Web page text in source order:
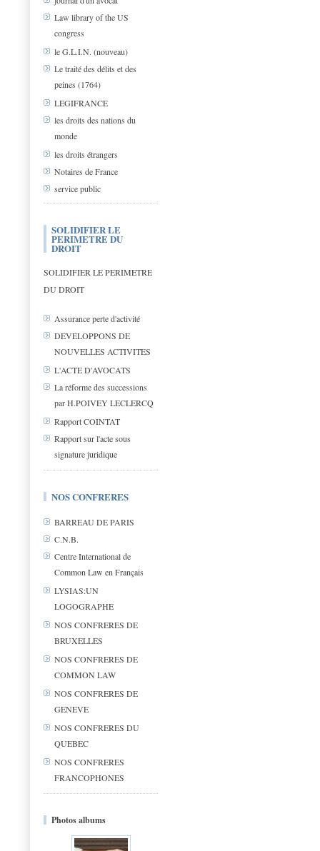
Law library of the US
congress
le G.L.I.N. (nouveau)
Le traité des délits et des
peines (1764)
LEGIFRANCE
les droits des nations du
monde
les droits étrangers
Notaires de France
service public
SOLIDIFIER LE
PERIMETRE DU
DROIT
SOLIDIFIER LE PERIMETRE
DU DROIT
Assurance perte d'activité
DEVELOPPONS DE
NOUVELLES ACTIVITES
L'ACTE D'AVOCATS
La réforme des successions
par H.POIVEY LECLERCQ
Rapport COINTAT
Rapport sur l'acte sous
signature juridique
NOS CONFRERES
BARREAU DE PARIS
C.N.B.
Centre International de
Common Law en Français
LYSIAS:UN
LOGOGRAPHE
NOS CONFRERES DE
BRUXELLES
NOS CONFRERES DE
COMMON LAW
NOS CONFRERES DE
GENEVE
NOS CONFRERES DU
QUEBEC
NOS CONFRERES
FRANCOPHONES
Photos albums